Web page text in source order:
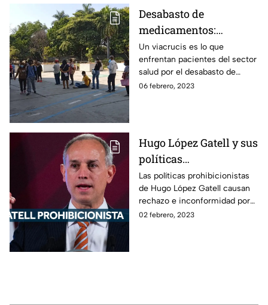
Desabasto de
medicamentos:
viacrucis para
enfermos del sector
salud
Un viacrucis es lo que
enfrentan pacientes del sector
salud por el desabasto de
medicamentos, cada que
06 febrero, 2023
Hugo López Gatell y sus
políticas
prohibicionistas
Las políticas prohibicionistas
de Hugo López Gatell causan
rechazo e inconformidad por
tocar las libertades de las
02 febrero, 2023